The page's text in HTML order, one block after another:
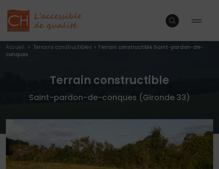
Accueil > Terrains constructibles > Terrain constructible Saint-pardon-de-
conques
Terrain constructible
Saint-pardon-de-conques (Gironde 33)